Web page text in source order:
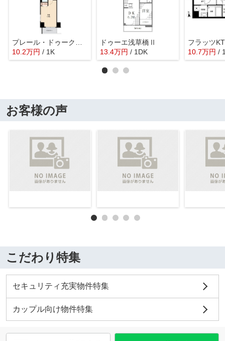
プレール・ドゥーク秋葉原EAST
10.2万円 / 1K
ドゥーエ浅草橋Ⅱ
13.4万円 / 1DK
フラッツKT
10.7万円 /
お客様の声
こだわり特集
セキュリティ充実物件特集
カップル向け物件特集